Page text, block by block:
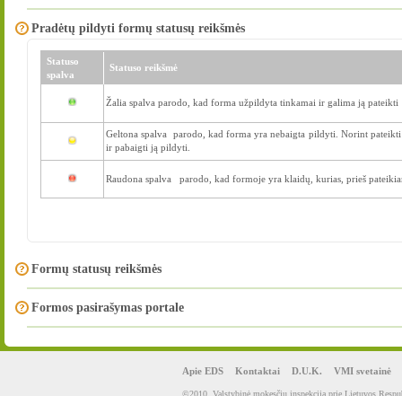
Pradėtų pildyti formų statusų reikšmės
Statuso
spalva
Statuso reikšmė
Žalia spalva parodo, kad forma užpildyta tinkamai ir galima ją pateikti
Geltona spalva parodo, kad forma yra nebaigta pildyti. Norint
ir pabaigti ją pildyti.
Raudona spalva parodo, kad formoje yra klaidų, kurias, prieš
Formų statusų reikšmės
Formos pasirašymas portale
Apie EDS Kontaktai D.U.K. VMI svetainė
©2010. Valstybinė mokesčių inspekcija prie Lietuvos